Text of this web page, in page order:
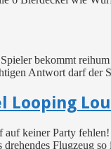
bekommt
Antwort darf
Looping
keiner Party
Flugzeug